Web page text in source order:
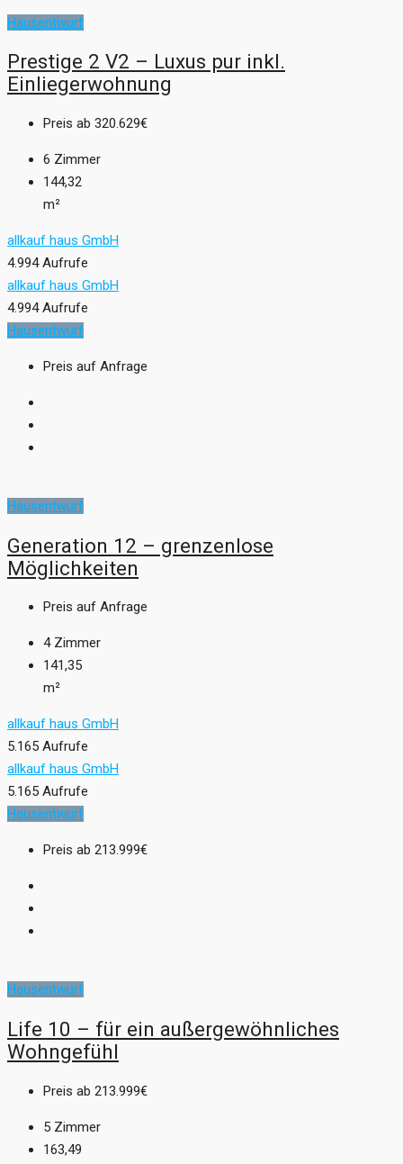
Hausentwurf
Prestige 2 V2 – Luxus pur inkl.
Einliegerwohnung
Preis ab 320.629€
6 Zimmer
144,32
m²
allkauf haus GmbH
4.994 Aufrufe
allkauf haus GmbH
4.994 Aufrufe
Hausentwurf
Preis auf Anfrage
Hausentwurf
Generation 12 – grenzenlose
Möglichkeiten
Preis auf Anfrage
4 Zimmer
141,35
m²
allkauf haus GmbH
5.165 Aufrufe
allkauf haus GmbH
5.165 Aufrufe
Hausentwurf
Preis ab 213.999€
Hausentwurf
Life 10 – für ein außergewöhnliches
Wohngefühl
Preis ab 213.999€
5 Zimmer
163,49